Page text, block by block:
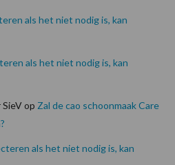
als het niet nodig is, kan
als het niet nodig is, kan
op Zal de cao schoonmaak Care
als het niet nodig is, kan